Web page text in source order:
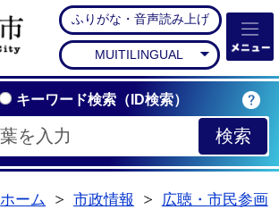
石岡市公式ホームペー
ふりがな・音声読み上げ
MUITILINGUAL
キーワード検索（ID検索）
ホーム
市政情報
広聴・市民参画